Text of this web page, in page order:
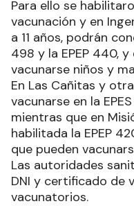
Para ello se
vacunación y en
a 11 años, podrán
498 y la EPEP 440, y
vacunarse niños y
En Las Cañitas y
vacunarse en la
mientras que en
habilitada la EPEP
que pueden
Las autoridades
DNI y certificado de
vacunatorios.